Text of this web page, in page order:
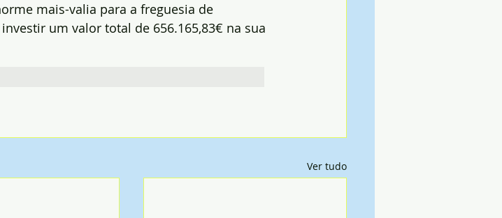
mais-valia para a freguesia de
um valor total de 656.165,83€ na sua
Ver tudo